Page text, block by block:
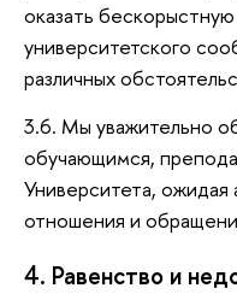
оказать
университетского
различных
3.6. Мы уважительно
обучающимся,
Университета, ожидая
отношения и
4. Равенство и